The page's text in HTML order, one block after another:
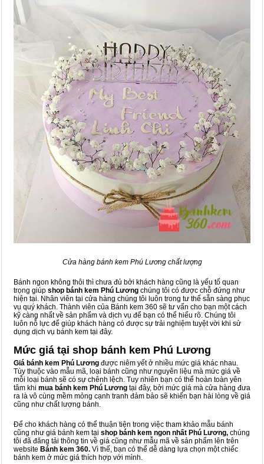
Cửa hàng bánh kem Phú Lương chất lượng
Bánh ngon không thôi thì chưa đủ bởi khách hàng cũng là yếu tố quan
trọng giúp shop bánh kem Phú Lương chúng tôi có được chỗ đứng như
hiện tại. Nhân viên tại cửa hàng chúng tôi luôn trong tư thế sẵn sàng phục
vụ quý khách. Thành viên của Bánh kem 360 sẽ tư vấn cho bạn một cách
kỹ càng nhất về sản phẩm và dịch vụ để bạn có thể hiểu rõ. Chúng tôi
luôn nỗ lực để giúp khách hàng có được sự trải nghiệm tuyệt vời khi sử
dụng dịch vụ bánh kem tại đây.
Mức giá tại shop bánh kem Phú Lương
Giá bánh kem Phú Lương được niêm yết ở nhiều mức giá khác nhau.
Tùy thuộc vào mẫu mã, loại bánh cũng như nguyên liệu mà mức giá về
mỗi loại bánh sẽ có sự chênh lệch. Tuy nhiên bạn có thể hoàn toàn yên
tâm khi mua bánh kem Phú Lương tại đây, bởi mức giá mà cửa hàng đưa
ra là vô cùng mềm mỏng cạnh tranh đảm bảo sẽ khiến bạn hài lòng về giá
cũng như chất lượng bánh.
Để cho khách hàng có thể thuận tiện trong việc tham khảo mẫu bánh
cũng như giá bánh kem tại shop bánh kem ngon nhất Phú Lương, chúng
tôi đã đăng tải thông tin về giá cũng như mẫu mã về sản phẩm lên trên
website Bánh kem 360. Vì thế, bạn có thể dễ dàng lựa chọn một chiếc
bánh kem ở mức giá thích hợp với mình.